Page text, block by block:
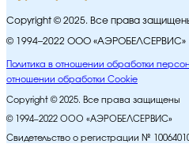
Copyright © 2025. Все права
© 1994–2022 ООО «АЭРОБЕЛСЕРВИС»
Политика в отношении обработки
отношении обработки Cookie
Copyright © 2025. Все права защищены
© 1994–2022 ООО «АЭРОБЕЛСЕРВИС»
Свидетельство о регистрации №